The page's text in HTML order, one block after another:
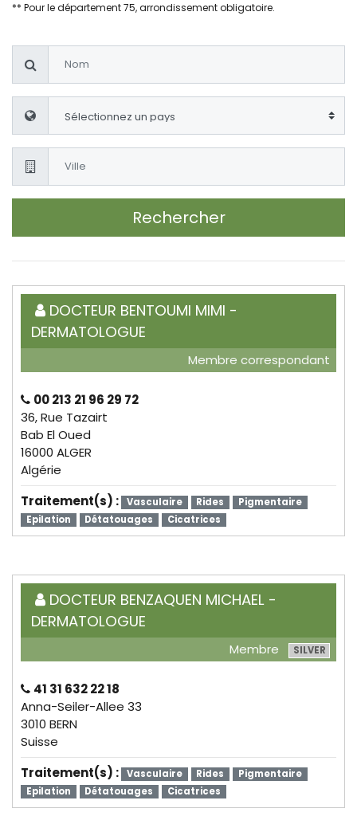
** Pour le département 75, arrondissement obligatoire.
Rechercher
DOCTEUR BENTOUMI MIMI -
DERMATOLOGUE
Membre correspondant
00 213 21 96 29 72
36, Rue Tazairt
Bab El Oued
16000 ALGER
Algérie
Traitement(s) :
Vasculaire Rides
Pigmentaire
Epilation
Détatouages Cicatrices
DOCTEUR BENZAQUEN MICHAEL -
DERMATOLOGUE
Membre SILVER
41 31 632 22 18
Anna-Seiler-Allee 33
3010 BERN
Suisse
Traitement(s) :
Vasculaire Rides
Pigmentaire
Epilation
Détatouages Cicatrices